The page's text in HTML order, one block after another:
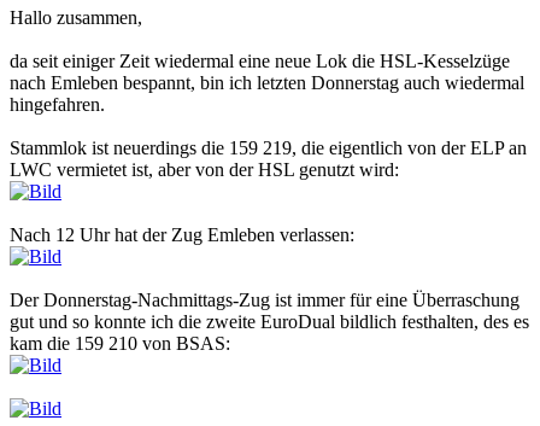
Hallo zusammen,
da seit einiger Zeit wiedermal eine neue Lok die HSL-Kesselzüge
nach Emleben bespannt, bin ich letzten Donnerstag auch wiedermal
hingefahren.
Stammlok ist neuerdings die 159 219, die eigentlich von der ELP an
LWC vermietet ist, aber von der HSL genutzt wird:
Nach 12 Uhr hat der Zug Emleben verlassen:
Der Donnerstag-Nachmittags-Zug ist immer für eine Überraschung
gut und so konnte ich die zweite EuroDual bildlich festhalten, des es
kam die 159 210 von BSAS: